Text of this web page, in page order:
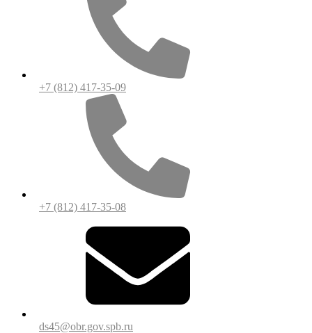
+7 (812) 417-35-09
+7 (812) 417-35-08
ds45@obr.gov.spb.ru